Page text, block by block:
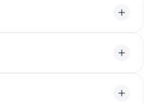
识别技术，可识别扫描图片
Word 工具可直接在浏览器
式 .DOCX。该格式可兼容